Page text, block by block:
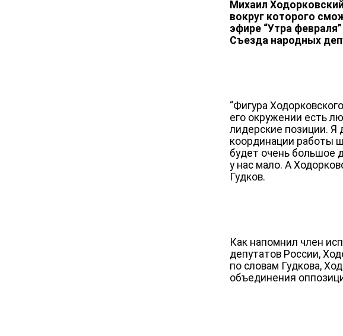
Михаил
вокруг которого
эфире “Утра
Съезда народных
“Фигура
его окружении есть
лидерские позиции. Я
координации работы
будет очень большое
у нас мало. А
Гудков.
Как напомнил член
депутатов России,
по словам Гудкова,
объединения